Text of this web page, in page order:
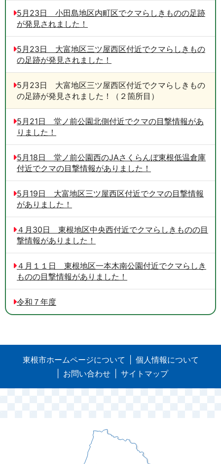
5月23日 小田島地区内町区でクマらしきものの足跡
が発見されました！
5月23日 大富地区三ツ屋西区付近でクマらしきもの
の足跡が発見されました！
5月23日 大富地区三ツ屋西区付近でクマらしきもの
の足跡が発見されました！（２箇所目）
5月21日 堂ノ前公園北側付近でクマの目撃情報があ
りました！
5月18日 堂ノ前公園西のJAさくらんぼ東根低温倉庫
付近でクマの目撃情報がありました！
5月19日 大富地区三ツ屋西区付近でクマの目撃情報
がありました！
４月30日 東根地区中央西付近でクマらしきものの目
撃情報がありました！
４月１１日 東根地区一本木南公園付近でクマらしき
ものの目撃情報がありました！
令和７年度
東根市ホームページについて
個人情報について
お問い合わせ
サイトマップ